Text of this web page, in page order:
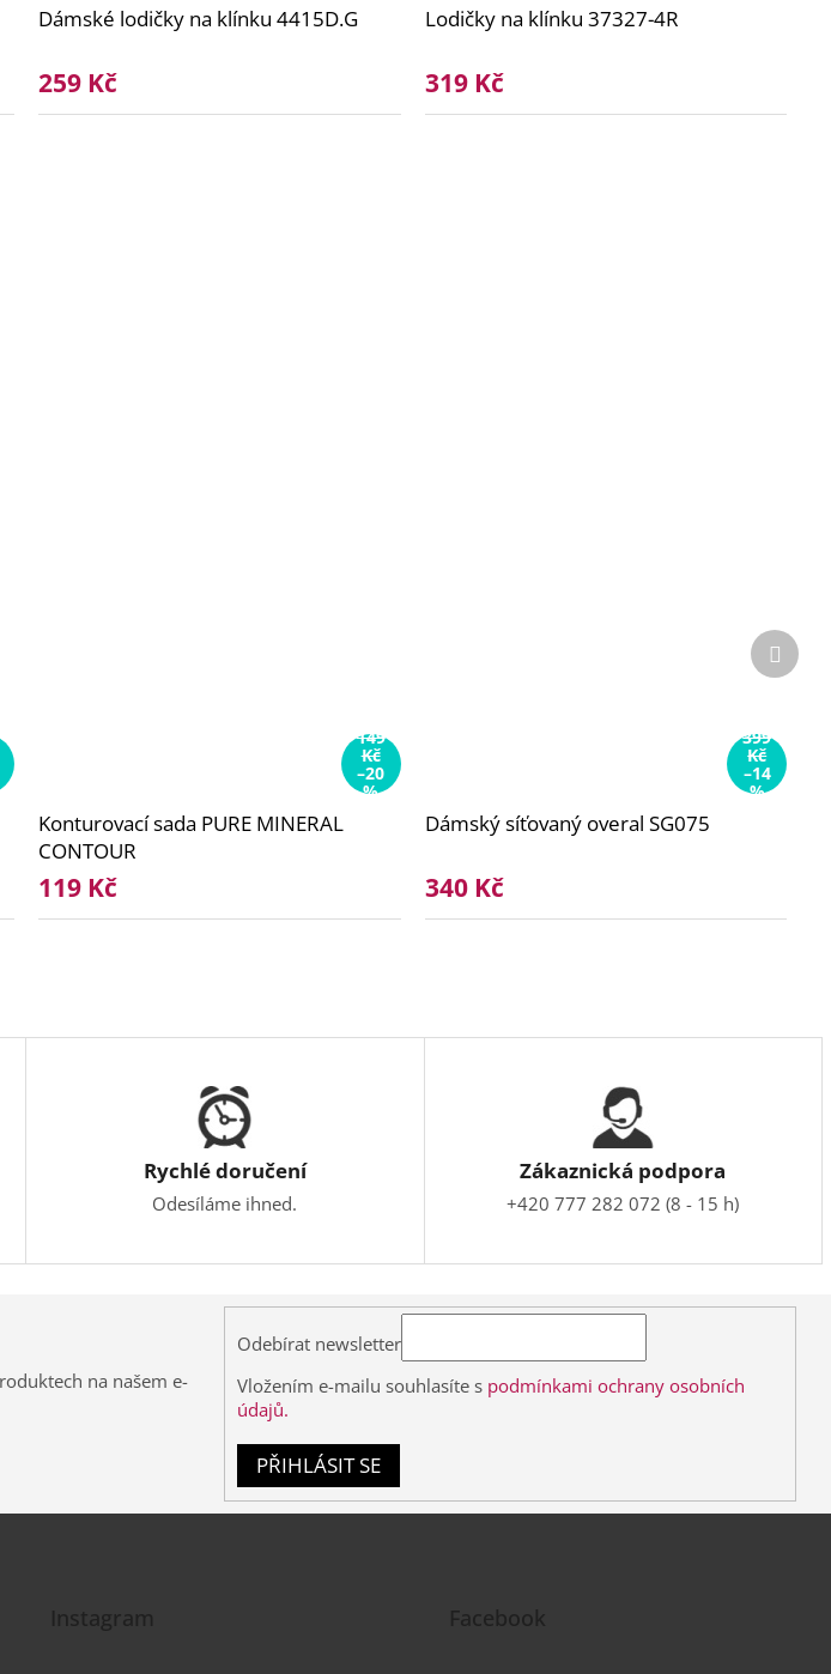
149
Kč
–20
%
Konturovací sada PURE MINERAL
CONTOUR
119 Kč
399
Kč
–14
%
Dámský síťovaný overal SG075
340 Kč
Další
Dámské lodičky na klínku 4415D.G
259 Kč
Lodičky na klínku 37327-4R
319 Kč
Rychlé doručení
Odesíláme ihned.
Zákaznická podpora
+420 777 282 072 (8 - 15 h)
na našem e-
Odebírat newsletter
Vložením e-mailu souhlasíte s podmínkami ochrany osobních
údajů.
PŘIHLÁSIT SE
Instagram Facebook